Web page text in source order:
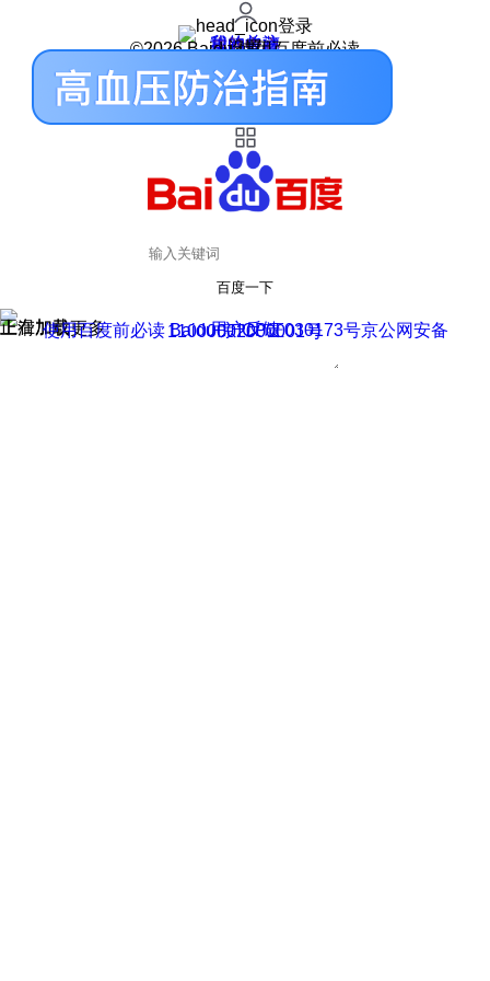
登录
我的关注
我的收藏
皮肤中心
用户反馈
设置
©2026 Baidu 使用百度前必读
百度一下
正在加载
上滑加载更多 用户反馈
使用百度前必读 Baidu 京ICP证030173号
京公网安备11000002000001号